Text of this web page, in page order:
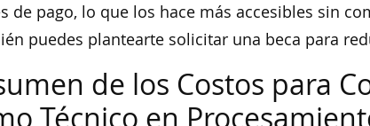
de pago, lo que los hace más accesibles sin
puedes plantearte solicitar una beca para
de los Costos para
Técnico en